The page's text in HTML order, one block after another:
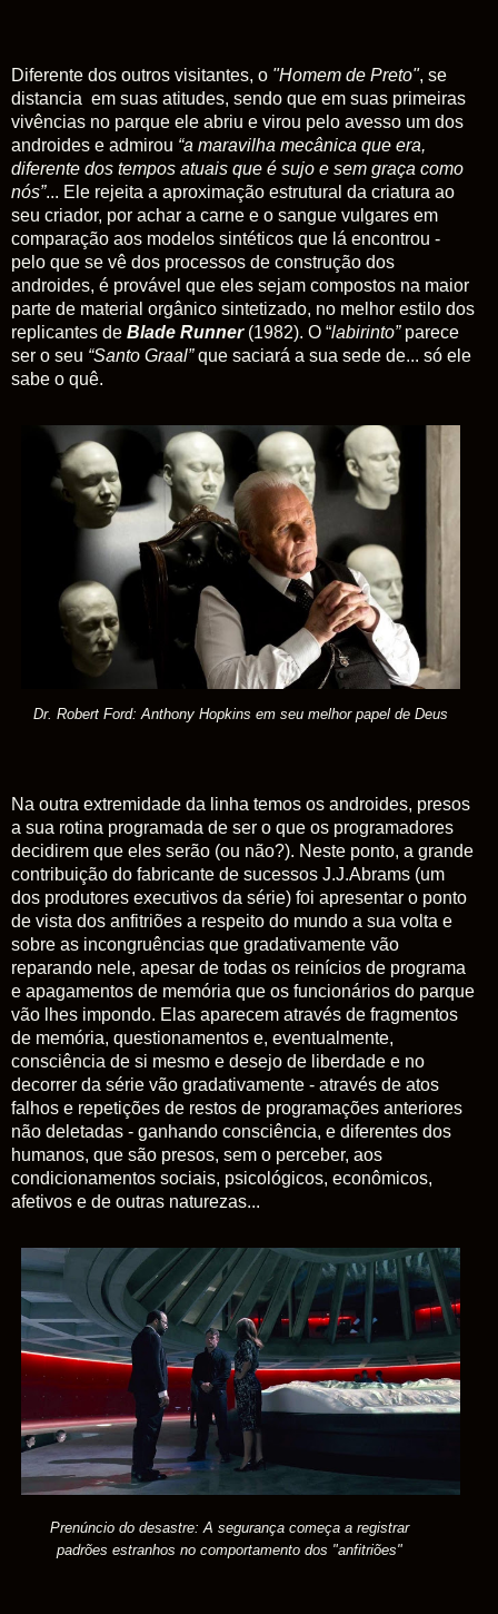
Diferente dos outros visitantes, o "Homem de Preto", se
distancia em suas atitudes, sendo que em suas primeiras
vivências no parque ele abriu e virou pelo avesso um dos
androides e admirou “a maravilha mecânica que era,
diferente dos tempos atuais que é sujo e sem graça como
nós”... Ele rejeita a aproximação estrutural da criatura ao
seu criador, por achar a carne e o sangue vulgares em
comparação aos modelos sintéticos que lá encontrou -
pelo que se vê dos processos de construção dos
androides, é provável que eles sejam compostos na maior
parte de material orgânico sintetizado, no melhor estilo dos
replicantes de Blade Runner(1982). O “labirinto” parece
ser o seu “Santo Graal”que saciará a sua sede de... só ele
sabe o quê.
Dr. Robert Ford: Anthony Hopkins em seu melhor papel de Deus
Na outra extremidade da linha temos os androides, presos
a sua rotina programada de ser o que os programadores
decidirem que eles serão (ou não?). Neste ponto, a grande
contribuição do fabricante de sucessos J.J.Abrams (um
dos produtores executivos da série) foi apresentar o ponto
de vista dos anfitriões a respeito do mundo a sua volta e
sobre as incongruências que gradativamente vão
reparando nele, apesar de todas os reinícios de programa
e apagamentos de memória que os funcionários do parque
vão lhes impondo. Elas aparecem através de fragmentos
de memória, questionamentos e, eventualmente,
consciência de si mesmo e desejo de liberdade e no
decorrer da série vão gradativamente - através de atos
falhos e repetições de restos de programações anteriores
não deletadas - ganhando consciência, e diferentes dos
humanos, que são presos, sem o perceber, aos
condicionamentos sociais, psicológicos, econômicos,
afetivos e de outras naturezas...
Prenúncio do desastre: A segurança começa a registrar
padrões estranhos no comportamento dos "anfitriões"